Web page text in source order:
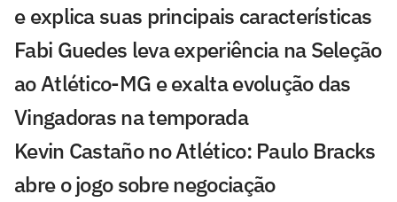
e explica suas principais características
Fabi Guedes leva experiência na Seleção
ao Atlético-MG e exalta evolução das
Vingadoras na temporada
Kevin Castaño no Atlético: Paulo Bracks
abre o jogo sobre negociação